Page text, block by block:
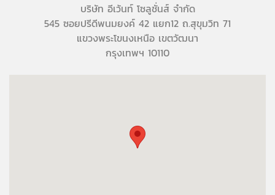
บริษัท อีเว้นท์ โซลูชั่นส์ จำกัด
545 ซอยปรีดีพนมยงค์ 42 แยก12 ถ.สุขุมวิท 71
แขวงพระโขนงเหนือ เขตวัฒนา
กรุงเทพฯ 10110